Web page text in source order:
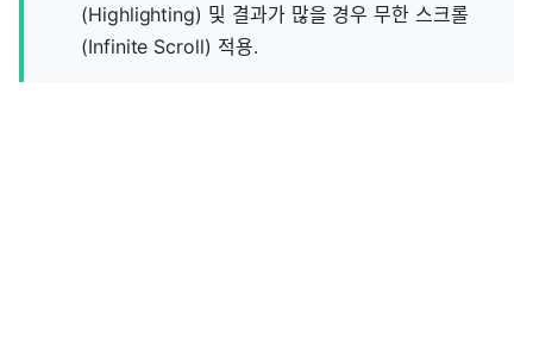
(Highlighting) 및 결과가 많을 경우 무한 스크롤
(Infinite Scroll) 적용.